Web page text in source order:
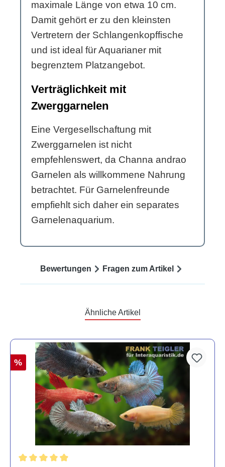
maximale Länge von etwa 10 cm.
Damit gehört er zu den kleinsten
Vertretern der Schlangenkopffische
und ist ideal für Aquarianer mit
begrenztem Platzangebot.
Verträglichkeit mit
Zwerggarnelen
Eine Vergesellschaftung mit
Zwerggarnelen ist nicht
empfehlenswert, da Channa andrao
Garnelen als willkommene Nahrung
betrachtet. Für Garnelenfreunde
empfiehlt sich daher ein separates
Garnelenaquarium.
Bewertungen Fragen zum Artikel
Ähnliche Artikel
%